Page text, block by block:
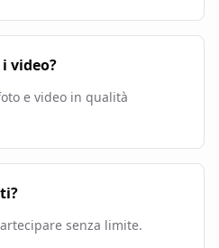
video?
e video in qualità
senza limite.